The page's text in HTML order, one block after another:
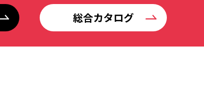
総合カタログ